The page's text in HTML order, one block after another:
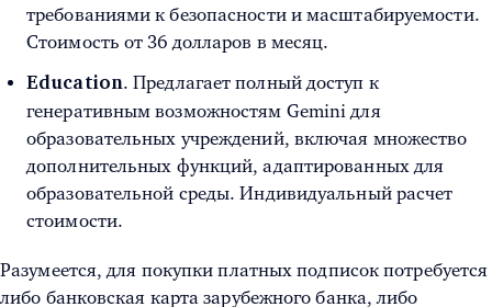
требованиями к безопасности и масштабируемости.
Стоимость от 36 долларов в месяц.
Education. Предлагает полный доступ к
генеративным возможностям Gemini для
образовательных учреждений, включая множество
дополнительных функций, адаптированных для
образовательной среды. Индивидуальный расчет
стоимости.
Разумеется, для покупки платных подписок потребуется
либо банковская карта зарубежного банка, либо